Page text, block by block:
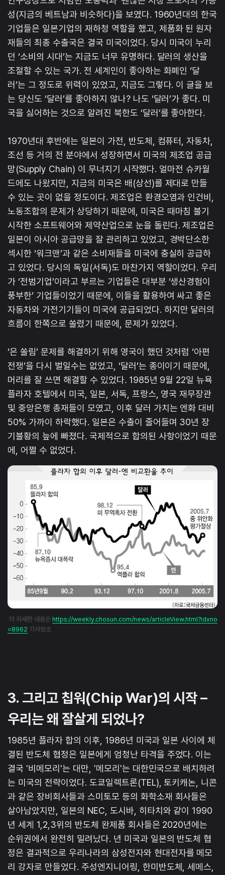
성(지금의 베트남과 비슷하다)을 보였다. 1960년대의 한국
기업들은 일본기업의 재하청 역할을 했고, 제품화 된 원자
재들의 최종 수출국은 결국 미국이었다. 당시 미국이 누리
던 ‘소비의 시대’는 지금도 너무 유명하다. 달러의 생산을
조절할 수 있는 국가. 전 세계인이 좋아하는 화폐인 ‘달
러’는 그 정도로 위력이 있었고, 지금도 그렇다. 이 글을 보
는 당신도 ‘달러’를 좋아하지 않나? 나도 ‘달러’가 좋다. 미
국을 싫어하는 것으로 알려진 북한도 ‘달러’를 좋아한다.
1970년대 후반에는 일본이 가전, 반도체, 컴퓨터, 자동차,
조선 등 거의 전 분야에서 성장하면서 미국의 제조업 공급
망(Supply Chain) 이 무너지기 시작했다. 얼마전 슈카월
드에도 나왔지만, 지금의 미국은 배(상선)를 제대로 만들
수 있는 곳이 없을 정도이다. 제조업은 환경오염과 인건비,
노동조합의 문제가 상당하기 때문에, 미국은 때마침 불기
시작한 소프트웨어와 제약산업으로 눈을 돌린다. 제조업은
일본이 아시아 공급망을 잘 관리하고 있었고, 경박단소한
섹시한 ‘워크맨’과 같은 소비재들을 미국에 충실히 공급하
고 있었다. 당시의 독일(서독)도 마찬가지 역할이었다. 우리
가 ‘전범기업’이라고 부르는 기업들은 대부분 ‘생산경험이
풍부한’ 기업들이었기 때문에, 이들을 활용하여 싸고 좋은
자동차와 가전기기들이 미국에 공급되었다. 하지만 달러의
흐름이 한쪽으로 쏠렸기 때문에, 문제가 있었다.
‘은 쏠림’ 문제를 해결하기 위해 영국이 했던 것처럼 ‘아편
전쟁’을 다시 벌일수는 없었고, ‘달러’는 종이이기 때문에,
머리를 잘 쓰면 해결할 수 있었다. 1985년 9월 22일 뉴욕
플라자 호텔에서 미국, 일본, 서독, 프랑스, 영국 재무장관
및 중앙은행 총재들이 모였고, 이후 달러 가치는 엔화 대비
50% 가까이 하락했다. 일본은 수출이 줄어들며 30년 장
기불황의 늪에 빠졌다. 국제적으로 합의된 사항이었기 때문
에, 어쩔 수 없었다.
더 자세한 내용은 https://weekly.chosun.com/news/articleView.html?idxno
=8962 기사참조
3. 그리고 칩워(Chip War)의 시작 –
우리는 왜 잘살게 되었나?
1985년 플라자 합의 이후, 1986년 미국과 일본 사이에 체
결된 반도체 협정은 일본에게 엄청난 타격을 주었다. 이는
결국 '비메모리'는 대만, '메모리'는 대한민국으로 배치하려
는 미국의 전략이었다. 도쿄일렉트론(TEL), 토키캐논, 니콘
과 같은 장비회사들과 스미토모 등의 화학소재 회사들은
살아남았지만, 일본의 NEC, 도시바, 히타치와 같이 1990
년 세계 1,2,3위의 반도체 완제품 회사들은 2020년에는
순위권에서 완전히 밀려났다. 년 미국과 일본의 반도체 협
정은 결과적으로 우리나라의 삼성전자와 현대전자를 메모
리 강자로 만들었다. 주성엔지니어링, 한미반도체, 세메스,